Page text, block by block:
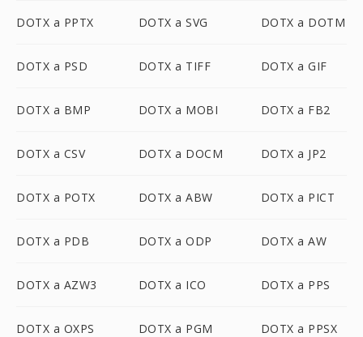
DOTX a PPTX DOTX a SVG DOTX a DOTM
DOTX a PSD DOTX a TIFF DOTX a GIF
DOTX a BMP DOTX a MOBI DOTX a FB2
DOTX a CSV DOTX a DOCM DOTX a JP2
DOTX a POTX DOTX a ABW DOTX a PICT
DOTX a PDB DOTX a ODP DOTX a AW
DOTX a AZW3 DOTX a ICO DOTX a PPS
DOTX a OXPS DOTX a PGM DOTX a PPSX